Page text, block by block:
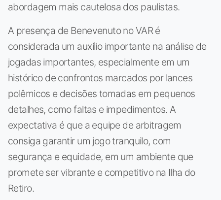
abordagem mais cautelosa dos paulistas.
A presença de Benevenuto no VAR é
considerada um auxílio importante na análise de
jogadas importantes, especialmente em um
histórico de confrontos marcados por lances
polêmicos e decisões tomadas em pequenos
detalhes, como faltas e impedimentos. A
expectativa é que a equipe de arbitragem
consiga garantir um jogo tranquilo, com
segurança e equidade, em um ambiente que
promete ser vibrante e competitivo na Ilha do
Retiro.